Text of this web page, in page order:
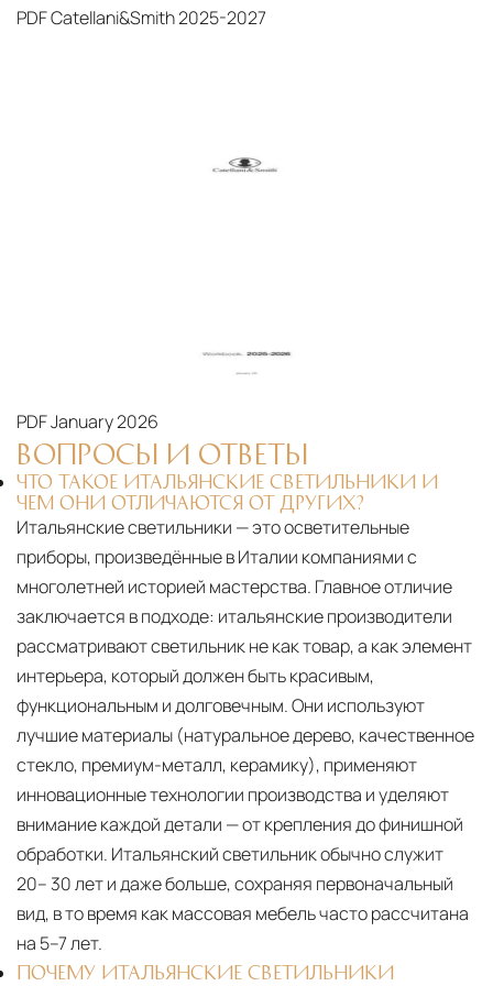
осуществляют разгрузку с применением
очистка помещения от тары и упаковки
предмет повреждений и дефектов при
доставке
Сроки доставкиСтандартная доставка по
Москве осуществляется в течение 3-5 рабочих
дней. Для Московской области сроки зависят
от удалённости объекта и варьируются от 5 до
10 рабочих дней. Возможна срочная доставка
при наличии свободных логистических
ресурсов.
Управление логистикой и контроль
качества
Каждый заказ отслеживается в режиме
реального времени через систему GPS-
мониторинга. Наша команда логистических
специалистов с опытом работы в
международной доставке обеспечивает
полную сохранность груза, соблюдение
температурного режима и защиту от
PDFCatellani&Smith 2025-2027
PDFJanuary 2026
ВОПРОСЫ И ОТВЕТЫ
ЧТО ТАКОЕ ИТАЛЬЯНСКИЕ СВЕТИЛЬНИКИ И
ЧЕМ ОНИ ОТЛИЧАЮТСЯ ОТ ДРУГИХ?
Итальянские светильники — это осветительные
приборы, произведённые в Италии компаниями с
многолетней историей мастерства. Главное отличие
заключается в подходе: итальянские производители
рассматривают светильник не как товар, а как элемент
интерьера, который должен быть красивым,
функциональным и долговечным. Они используют
лучшие материалы (натуральное дерево, качественное
стекло, премиум-металл, керамику), применяют
инновационные технологии производства и уделяют
внимание каждой детали — от крепления до финишной
обработки. Итальянский светильник обычно служит
20– 30 лет и даже больше, сохраняя первоначальный
вид, в то время как массовая мебель часто рассчитана
на 5–7 лет.
ПОЧЕМУ ИТАЛЬЯНСКИЕ СВЕТИЛЬНИКИ